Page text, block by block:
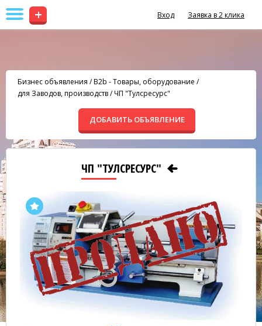
+ Вход Заявка в 2 клика
Бизнес объявления /B2b - Товары, оборудование /
для Заводов, производств/ЧП "Тулсресурс"
ДОБАВИТЬ ОБЪЯВЛЕНИЕ
ЧП "ТУЛСРЕСУРС"